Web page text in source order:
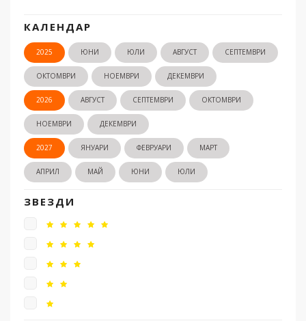
КАЛЕНДАР
2025 ЮНИ ЮЛИ АВГУСТ СЕПТЕМВРИ
ОКТОМВРИ НОЕМВРИ ДЕКЕМВРИ
2026 АВГУСТ СЕПТЕМВРИ ОКТОМВРИ
НОЕМВРИ ДЕКЕМВРИ
2027 ЯНУАРИ ФЕВРУАРИ МАРТ
АПРИЛ МАЙ ЮНИ ЮЛИ
ЗВЕЗДИ